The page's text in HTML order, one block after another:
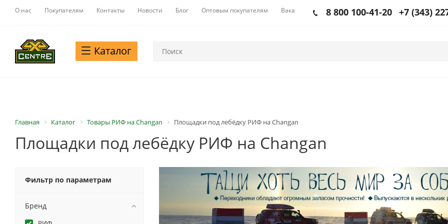
О нас Покупателям Контакты Новости Блог Оптовым покупателям Вакансии 8 800 100-41-20 +7 (343)
Каталог
Главная Каталог Товары РИФ на Changan Площадки под лебёдку РИФ на Changan
Площадки под лебёдку РИФ на Changan
Фильтр по параметрам
Бренд